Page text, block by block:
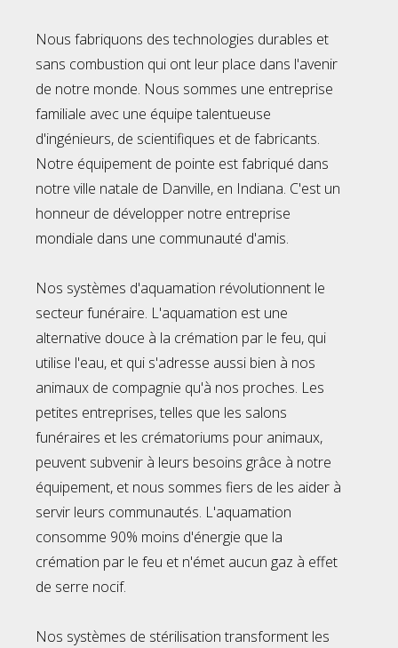
Nous fabriquons des technologies durables et
sans combustion qui ont leur place dans l'avenir
de notre monde. Nous sommes une entreprise
familiale avec une équipe talentueuse
d'ingénieurs, de scientifiques et de fabricants.
Notre équipement de pointe est fabriqué dans
notre ville natale de Danville, en Indiana. C'est un
honneur de développer notre entreprise
mondiale dans une communauté d'amis.
Nos systèmes d'aquamation révolutionnent le
secteur funéraire. L'aquamation est une
alternative douce à la crémation par le feu, qui
utilise l'eau, et qui s'adresse aussi bien à nos
animaux de compagnie qu'à nos proches. Les
petites entreprises, telles que les salons
funéraires et les crématoriums pour animaux,
peuvent subvenir à leurs besoins grâce à notre
équipement, et nous sommes fiers de les aider à
servir leurs communautés. L'aquamation
consomme 90% moins d'énergie que la
crémation par le feu et n'émet aucun gaz à effet
de serre nocif.
Nos systèmes de stérilisation transforment les